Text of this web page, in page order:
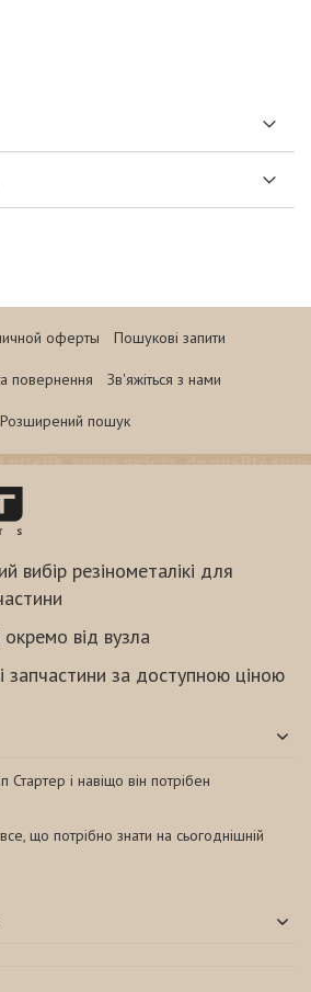
оферты Пошукові запити
повернення Зв'яжіться з нами
Розширений пошук
вибір резінометалікі для
від вузла
запчастини за доступною ціною
і навіщо він потрібен
що потрібно знати на сьогоднішній